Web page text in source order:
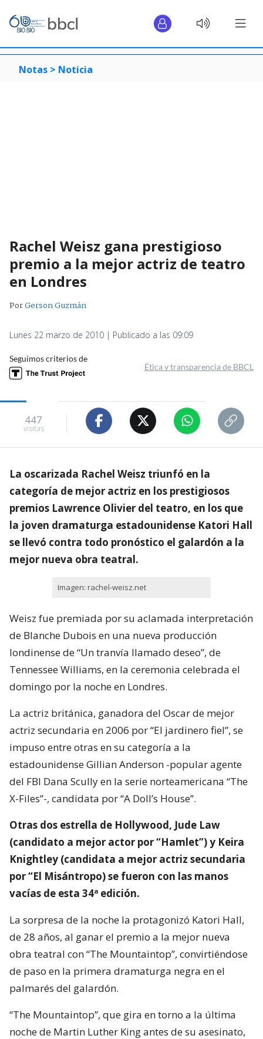
Notas > Noticia
Rachel Weisz gana prestigioso
premio a la mejor actriz de teatro
en Londres
PorGerson Guzmán
Lunes 22 marzo de 2010 | Publicado a las 09:09
Seguimos criterios de
Ética y transparencia de BBCL
447
visitas
La oscarizada Rachel Weisz triunfó en la
categoría de mejor actriz en los prestigiosos
premios Lawrence Olivier del teatro, en los que
la joven dramaturga estadounidense Katori Hall
se llevó contra todo pronóstico el galardón a la
mejor nueva obra teatral.
Imagen: rachel-weisz.net
Weisz fue premiada por su aclamada interpretación
de Blanche Dubois en una nueva producción
londinense de “Un tranvía llamado deseo”, de
Tennessee Williams, en la ceremonia celebrada el
domingo por la noche en Londres.
La actriz británica, ganadora del Oscar de mejor
actriz secundaria en 2006 por “El jardinero fiel”, se
impuso entre otras en su categoría a la
estadounidense Gillian Anderson -popular agente
del FBI Dana Scully en la serie norteamericana “The
X-Files”-, candidata por “A Doll’s House”.
Otras dos estrella de Hollywood, Jude Law
(candidato a mejor actor por “Hamlet”) y Keira
Knightley (candidata a mejor actriz secundaria
por “El Misántropo) se fueron con las manos
vacías de esta 34ª edición.
La sorpresa de la noche la protagonizó Katori Hall,
de 28 años, al ganar el premio a la mejor nueva
obra teatral con “The Mountaintop”, convirtiéndose
de paso en la primera dramaturga negra en el
palmarés del galardón.
“The Mountaintop”, que gira en torno a la última
noche de Martin Luther King antes de su asesinato,